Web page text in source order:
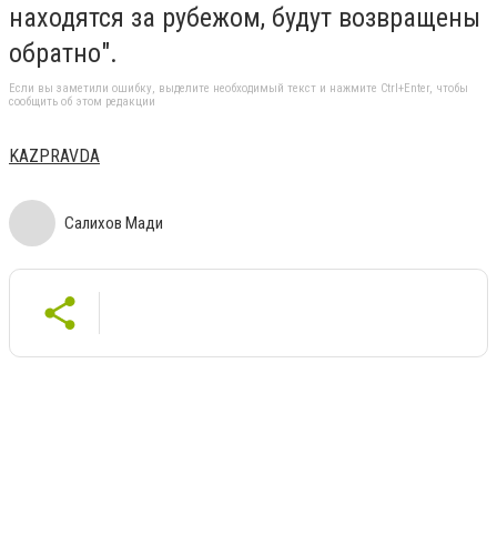
находятся за рубежом, будут возвращены
обратно".
Если вы заметили ошибку, выделите необходимый текст и нажмите Ctrl+Enter, чтобы
сообщить об этом редакции
KAZPRAVDA
Салихов Мади